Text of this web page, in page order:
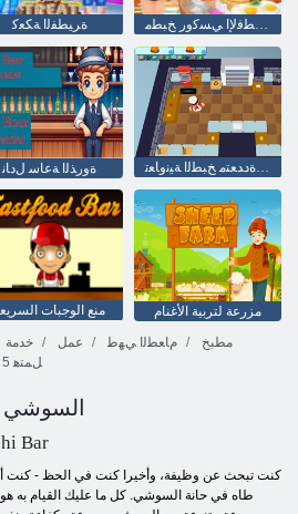
ﺓﺮﻴﻄﻔﻟﺍ ﺔﻜﻌﻛ ﻲﻜﻳﺮﻣﻷ ﺍ ﺭﺎﻄﻓﻹ ﺍ ﻲﺴﻛﻭﺭ ﺦﺒﻄﻣ
ﺓﻭﺭﺬﻟﺍ ﺔﻋﺎﺳ ﻝﺩﺎﻧ ﻦﻴﺒﻋﻼ ﻟﺍ ﺓﺩﺪﻌﺘﻣ ﺦﺒﻄﻟﺍ ﺔﻴﻧﻭﺎﻌﺗ
منع الوجبات
مزرعة لتربية الأغنام
خدمة عمل ﻡﺎﻌﻄﻟﺍ ﻲﻬﻃ
مطبخ
5 ﻞﻤﺘﻫ
السوشي
Bar
كنت تبحث عن وظيفة، وأخيرا كنت في الحظ - كنت
طاه في حانة السوشي. كل ما عليك القيام به